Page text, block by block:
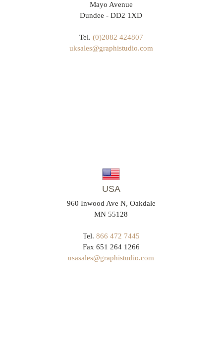
Mayo Avenue
Dundee - DD2 1XD
Tel. (0)2082 424807
uksales@graphistudio.com
USA
960 Inwood Ave N, Oakdale
MN 55128
Tel. 866 472 7445
Fax 651 264 1266
usasales@graphistudio.com